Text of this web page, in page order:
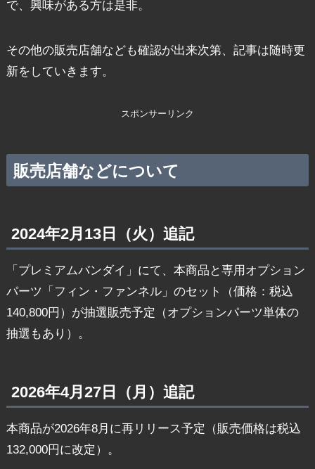
で、興味がある方は是非。
その他の販売店舗なども確認が出来次第、記事は随時更
新をしていきます。
スポンサーリンク
販売店舗などについて
2024年2月13日（火）追記
「プレミアムバンダイ」にて、本商品と専用オプション
パーツ「フィン・ファンネル」のセット（価格：税込
140,800円）が抽選販売予定（オプションパーツ単体の
抽選もあり）。
2026年4月27日（月）追記
本商品が2026年8月に再リリース予定（販売価格は税込
132,000円に改定）。